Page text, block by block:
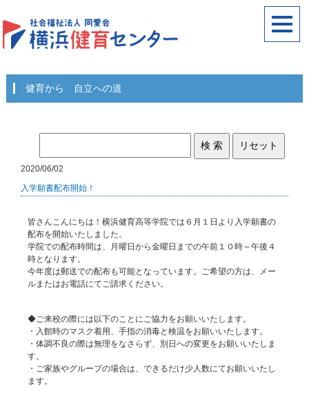
健育から 自立への道
2020/06/02
入学願書配布開始！
皆さんこんにちは！横浜健育高等学院では６月１日より入学願書の
配布を開始いたしました。
学院での配布時間は、月曜日から金曜日までの午前１０時～午後４
時となります。
今年度は郵送での配布も可能となっています。ご希望の方は、メー
ルまたはお電話にてご請求ください。
◆ご来校の際には以下のことにご協力をお願いいたします。
・入館時のマスク着用、手指の消毒と検温をお願いいたします。
・体調不良の際は無理をなさらず、別日への変更をお願いいたしま
す。
・ご家族やグループの場合は、できるだけ少人数にてお願いいたし
ます。